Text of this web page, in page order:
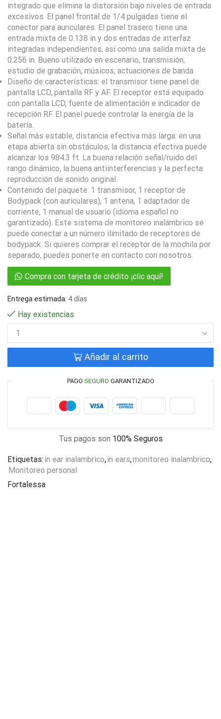
integrado que elimina la distorsión bajo niveles de entrada
excesivos. El panel frontal de 1/4 pulgadas tiene el
conector para auriculares. El panel trasero tiene una
entrada mixta de 0.138 in y dos entradas de interfaz
integradas independientes, así como una salida mixta de
0.256 in. Bueno utilizado en escenario, transmisión,
estudio de grabación, músicos, actuaciones de banda.
Diseño de características: el transmisor tiene panel de
pantalla LCD, pantalla RF y AF. El receptor está equipado
con pantalla LCD, fuente de alimentación e indicador de
recepción RF. El panel puede controlar la energía de la
batería.
Señal más estable, distancia efectiva más larga: en una
etapa abierta sin obstáculos, la distancia efectiva puede
alcanzar los 984.3 ft. La buena relación señal/ruido del
rango dinámico, la buena antiinterferencias y la perfecta
reproducción de sonido original.
Contenido del paquete: 1 transmisor, 1 receptor de
Bodypack (con auriculares), 1 antena, 1 adaptador de
corriente, 1 manual de usuario (idioma español no
garantizado). Este sistema de monitoreo inalámbrico se
puede conectar a un número ilimitado de receptores de
bodypack. Si quieres comprar el receptor de la mochila por
separado, puedes ponerte en contacto con nosotros.
Compra con tarjeta de crédito ¡clic aquí!
Entrega estimada: 4 días
Hay existencias
Añadir al carrito
PAGO SEGURO GARANTIZADO
Tus pagos son 100% Seguros
Etiquetas: in ear inalambrico,in ears,monitoreo inalambrico,
Monitoreo personal
Fortalessa